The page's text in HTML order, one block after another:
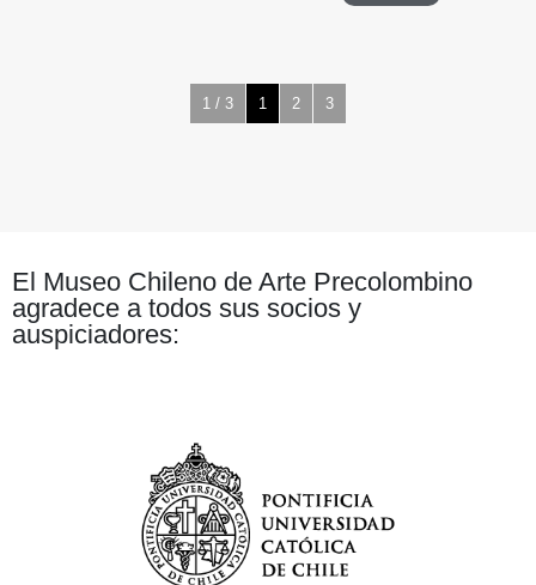
1 / 3 1 2 3
El Museo Chileno de Arte Precolombino
agradece a todos sus socios y
auspiciadores: